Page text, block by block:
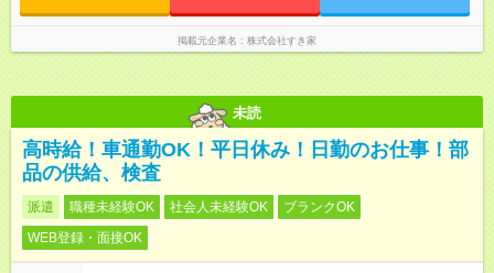
掲載元企業名 株式会社すき家
未読
高時給！車通勤OK！平日休み！日勤のお仕事！部
品の供給、検査
派遣 職種未経験OK 社会人未経験OK
ブランクOK
WEB登録・面接OK